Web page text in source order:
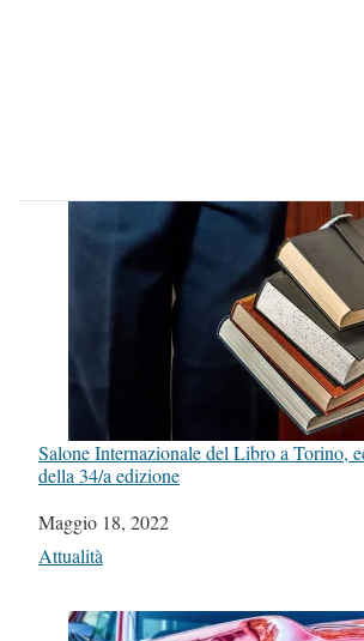
Salone Internazionale del Libro a Torino,
della 34/a edizione
Data
Maggio 18, 2022
In relazione a
Attualità